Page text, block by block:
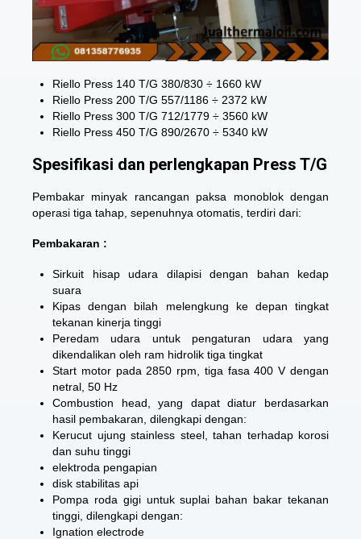
Riello Press 140 T/G 380/830 ÷ 1660 kW
Riello Press 200 T/G 557/1186 ÷ 2372 kW
Riello Press 300 T/G 712/1779 ÷ 3560 kW
Riello Press 450 T/G 890/2670 ÷ 5340 kW
Spesifikasi dan perlengkapan Press T/G
Pembakar minyak rancangan paksa monoblok dengan
operasi tiga tahap, sepenuhnya otomatis, terdiri dari:
Pembakaran :
Sirkuit hisap udara dilapisi dengan bahan kedap
suara
Kipas dengan bilah melengkung ke depan tingkat
tekanan kinerja tinggi
Peredam udara untuk pengaturan udara yang
dikendalikan oleh ram hidrolik tiga tingkat
Start motor pada 2850 rpm, tiga fasa 400 V dengan
netral, 50 Hz
Combustion head, yang dapat diatur berdasarkan
hasil pembakaran, dilengkapi dengan:
Kerucut ujung stainless steel, tahan terhadap korosi
dan suhu tinggi
elektroda pengapian
disk stabilitas api
Pompa roda gigi untuk suplai bahan bakar tekanan
tinggi, dilengkapi dengan:
Ignation electrode